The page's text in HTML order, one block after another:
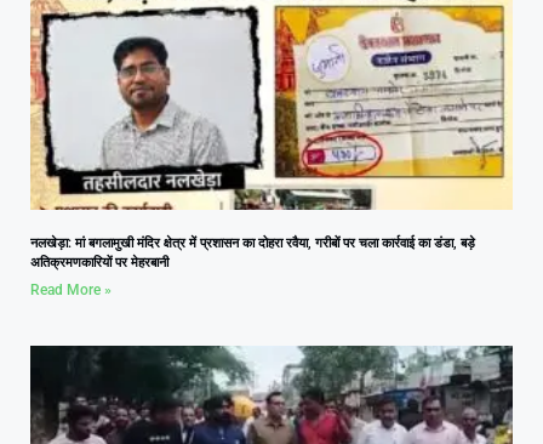
नलखेड़ा: मां बगलामुखी मंदिर क्षेत्र में प्रशासन का दोहरा रवैया, गरीबों पर चला कार्रवाई का डंडा, बड़े
अतिक्रमणकारियों पर मेहरबानी
Read More »